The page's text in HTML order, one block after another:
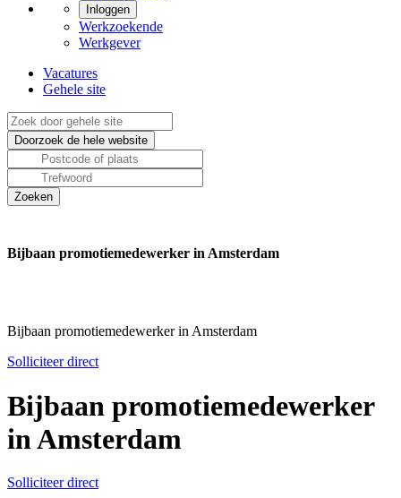
Inloggen
Werkzoekende
Werkgever
Vacatures
Gehele site
Bijbaan promotiemedewerker in Amsterdam
Bijbaan promotiemedewerker in Amsterdam
Solliciteer direct
Bijbaan promotiemedewerker
in Amsterdam
Solliciteer direct